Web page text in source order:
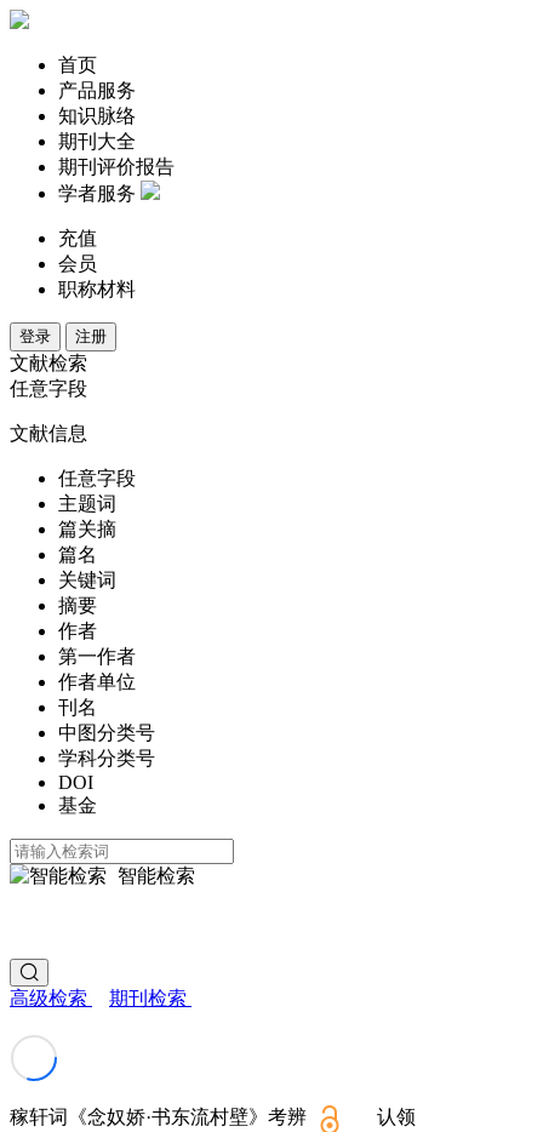
首页
产品服务
知识脉络
期刊大全
期刊评价报告
学者服务
充值
会员
职称材料
登录 注册
文献检索
任意字段
文献信息
任意字段
主题词
篇关摘
篇名
关键词
摘要
作者
第一作者
作者单位
刊名
中图分类号
学科分类号
DOI
基金
智能检索
高级检索 期刊检索
稼轩词《念奴娇·书东流村壁》考辨
认领